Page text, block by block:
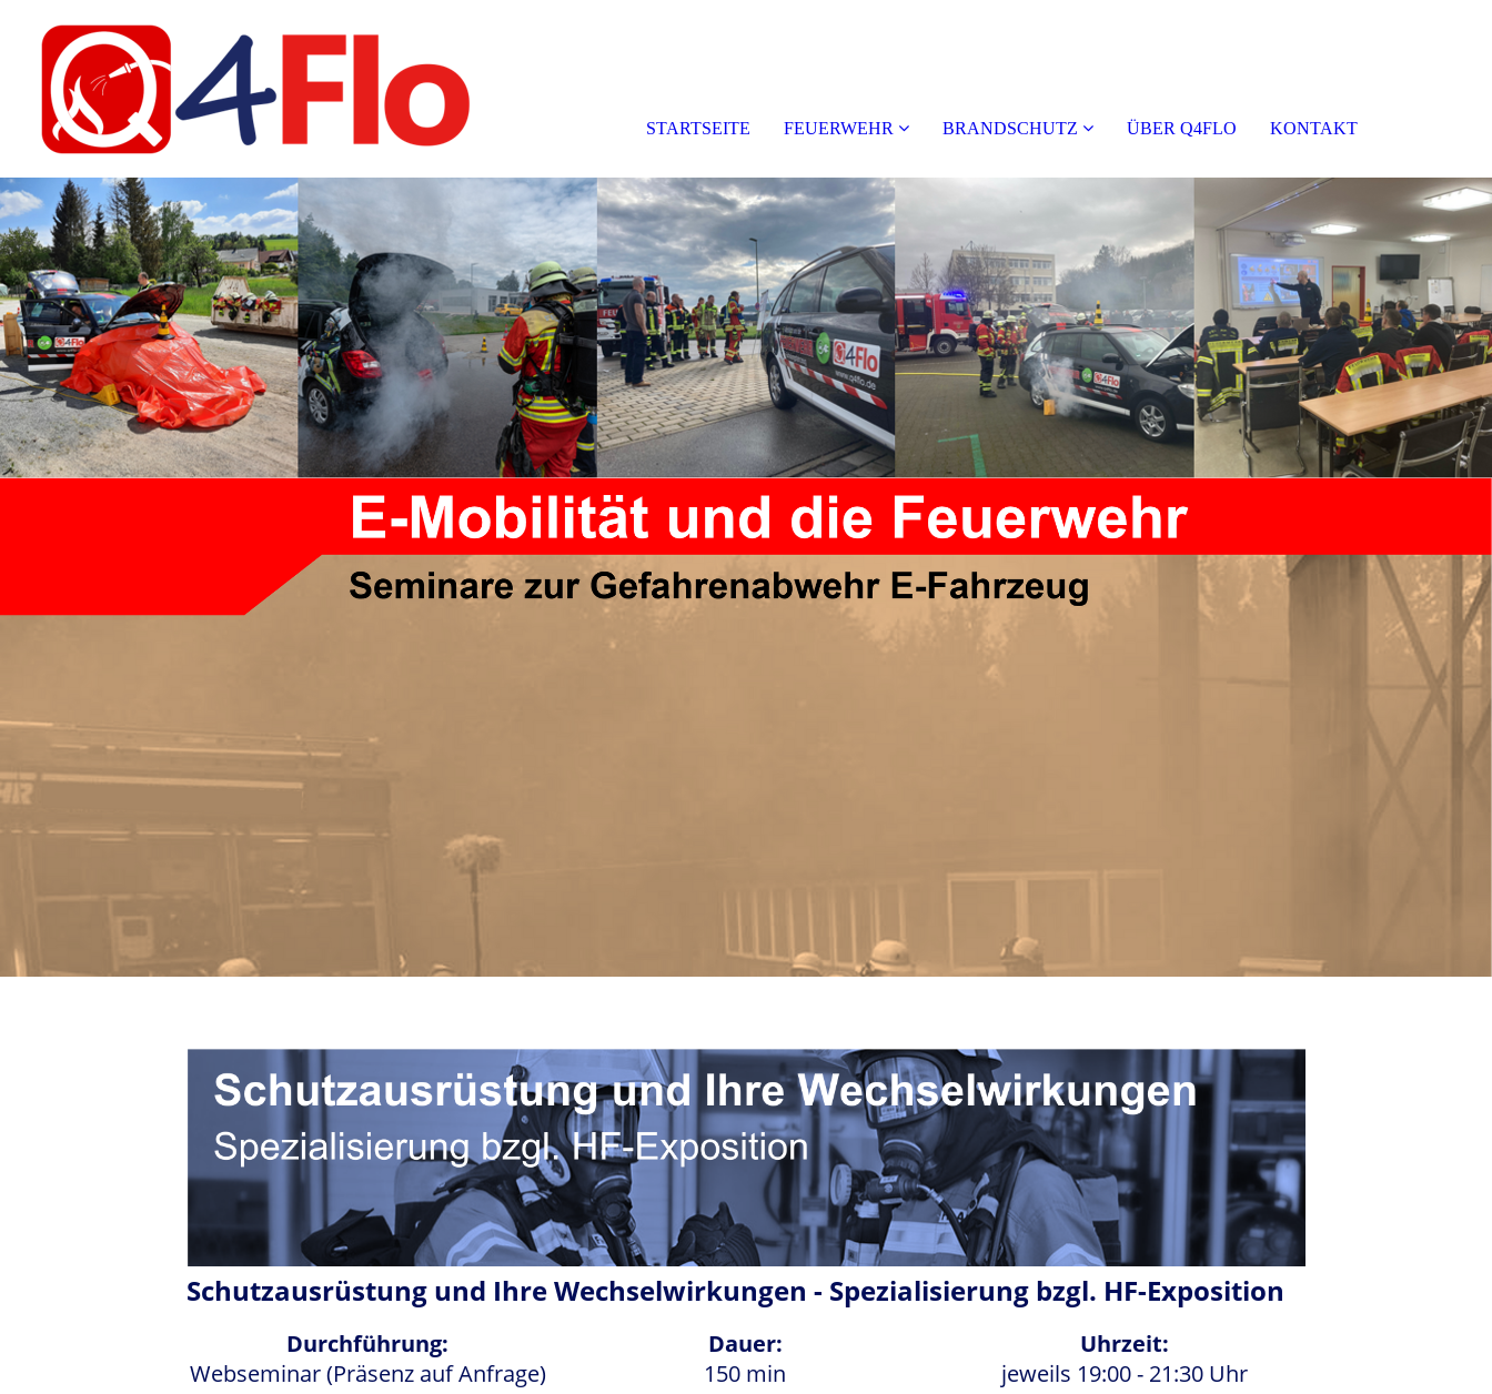
STARTSEITE FEUERWEHR BRANDSCHUTZ ÜBER Q4FLO KONTAKT
Schutzausrüstung und Ihre Wechselwirkungen - Spezialisierung bzgl. HF-Exposition
Durchführung:
Webseminar (Präsenz auf Anfrage)
Dauer:
150 min
Uhrzeit:
jeweils 19:00 - 21:30 Uhr